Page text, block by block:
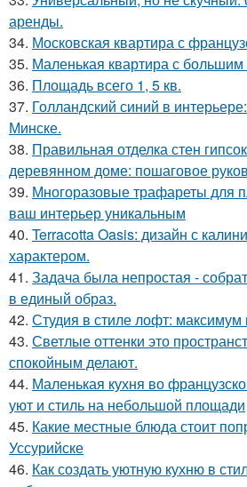
аренды.
34. Московская квартира с
35. Маленькая квартира с большим
36. Площадь всего 1, 5 кв.
37. Голландский синий в
Минске.
38. Правильная отделка стен
деревянном доме: пошаговое
39. Многоразовые трафареты для
ваш интерьер уникальным
40. Terracotta Oasis: дизайн с
характером.
41. Задача была непростая -
в единый образ.
42. Студия в стиле лофт: максимум
43. Светлые оттенки это
спокойным делают.
44. Маленькая кухня во
уют и стиль на небольшой площади
45. Какие местные блюда стоит
Уссурийске
46. Как создать уютную кухню в